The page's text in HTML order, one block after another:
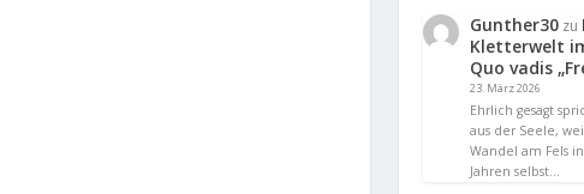
Gunther30 zu
Kletterwelt
Quo vadis
23. März 2026
Ehrlich gesagt
aus der Seele,
Wandel am Fels
Jahren selbst…